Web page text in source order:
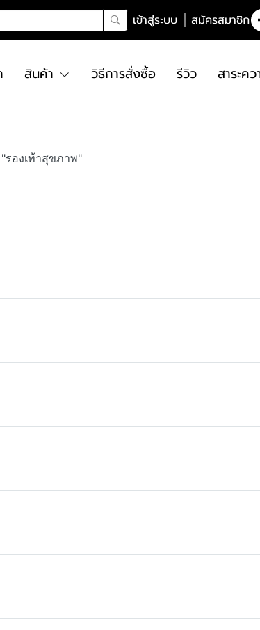
เข้าสู่ระบบ สมัครสมาชิก
สินค้า วิธีการสั่งซื้อ รีวิว สาระค
องเท้าสุขภาพ"